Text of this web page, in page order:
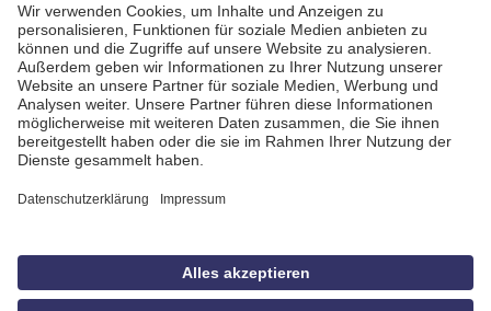
Zahlungsarten
Geprüfte Qualität